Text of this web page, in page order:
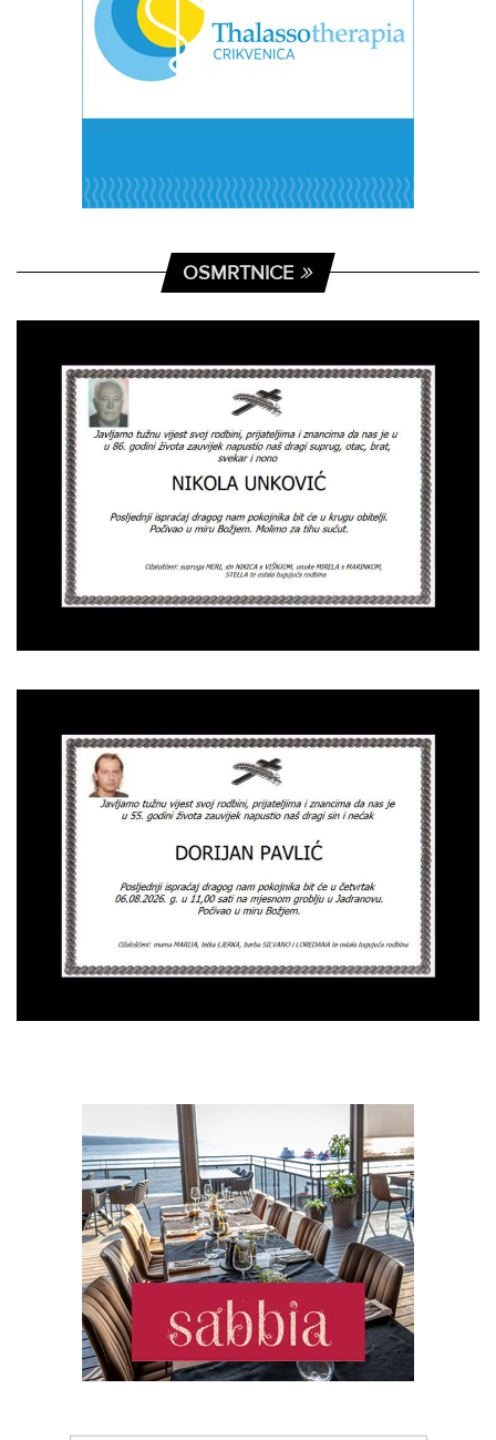
OSMRTNICE